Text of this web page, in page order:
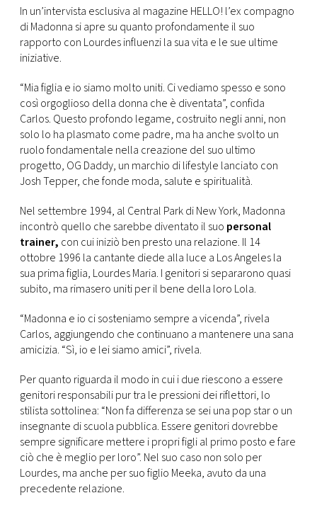
CONSIGLIA
In un’intervista esclusiva al magazine HELLO! l’ex compagno
di Madonna si apre su quanto profondamente il suo
rapporto con Lourdes influenzi la sua vita e le sue ultime
iniziative.
“Mia figlia e io siamo molto uniti. Ci vediamo spesso e sono
così orgoglioso della donna che è diventata”, confida
Carlos. Questo profondo legame, costruito negli anni, non
solo lo ha plasmato come padre, ma ha anche svolto un
ruolo fondamentale nella creazione del suo ultimo
progetto, OG Daddy, un marchio di lifestyle lanciato con
Josh Tepper, che fonde moda, salute e spiritualità.
Nel settembre 1994, al Central Park di New York, Madonna
incontrò quello che sarebbe diventato il suo personal
trainer, con cui iniziò ben presto una relazione. Il 14
ottobre 1996 la cantante diede alla luce a Los Angeles la
sua prima figlia, Lourdes Maria. I genitori si separarono quasi
subito, ma rimasero uniti per il bene della loro Lola.
“Madonna e io ci sosteniamo sempre a vicenda”, rivela
Carlos, aggiungendo che continuano a mantenere una sana
amicizia. “Sì, io e lei siamo amici”, rivela.
Per quanto riguarda il modo in cui i due riescono a essere
genitori responsabili pur tra le pressioni dei riflettori, lo
stilista sottolinea: “Non fa differenza se sei una pop star o un
insegnante di scuola pubblica. Essere genitori dovrebbe
sempre significare mettere i propri figli al primo posto e fare
ciò che è meglio per loro”. Nel suo caso non solo per
Lourdes, ma anche per suo figlio Meeka, avuto da una
precedente relazione.